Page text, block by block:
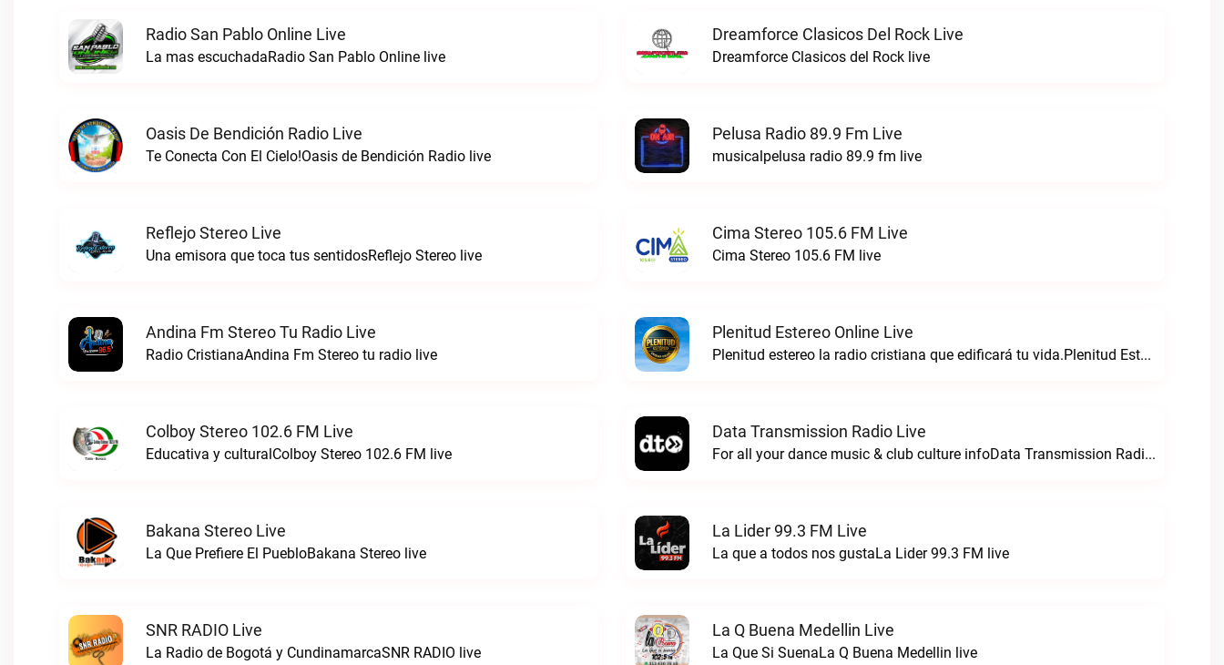
Radio San Pablo Online Live
La mas escuchadaRadio San Pablo Online live
Dreamforce Clasicos Del Rock Live
Dreamforce Clasicos del Rock live
Oasis De Bendición Radio Live
Te Conecta Con El Cielo!Oasis de Bendición Radio live
Pelusa Radio 89.9 Fm Live
musicalpelusa radio 89.9 fm live
Reflejo Stereo Live
Una emisora que toca tus sentidosReflejo Stereo live
Cima Stereo 105.6 FM Live
Cima Stereo 105.6 FM live
Andina Fm Stereo Tu Radio Live
Radio CristianaAndina Fm Stereo tu radio live
Plenitud Estereo Online Live
Plenitud estereo la radio cristiana que edificará tu vida.Plenitud Estereo Online live
Colboy Stereo 102.6 FM Live
Educativa y culturalColboy Stereo 102.6 FM live
Data Transmission Radio Live
For all your dance music & club culture infoData Transmission Radio live
Bakana Stereo Live
La Que Prefiere El PuebloBakana Stereo live
La Lider 99.3 FM Live
La que a todos nos gustaLa Lider 99.3 FM live
SNR RADIO Live
La Radio de Bogotá y CundinamarcaSNR RADIO live
La Q Buena Medellin Live
La Que Si SuenaLa Q Buena Medellin live